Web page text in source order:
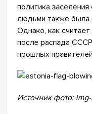
политика
людьми также была
Однако, как
после распада
прошлых
Источник фото: